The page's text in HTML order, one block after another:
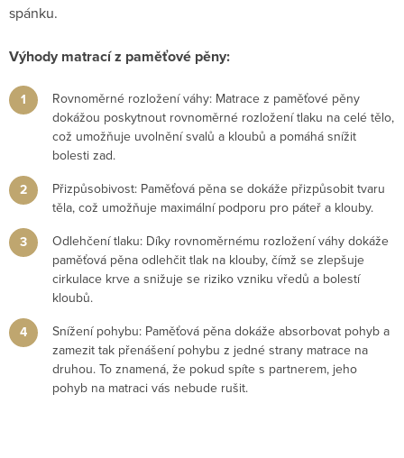
spánku.
Výhody matrací z paměťové pěny:
Rovnoměrné rozložení váhy: Matrace z paměťové pěny
dokážou poskytnout rovnoměrné rozložení tlaku na celé tělo,
což umožňuje uvolnění svalů a kloubů a pomáhá snížit
bolesti zad.
Přizpůsobivost: Paměťová pěna se dokáže přizpůsobit tvaru
těla, což umožňuje maximální podporu pro páteř a klouby.
Odlehčení tlaku: Díky rovnoměrnému rozložení váhy dokáže
paměťová pěna odlehčit tlak na klouby, čímž se zlepšuje
cirkulace krve a snižuje se riziko vzniku vředů a bolestí
kloubů.
Snížení pohybu: Paměťová pěna dokáže absorbovat pohyb a
zamezit tak přenášení pohybu z jedné strany matrace na
druhou. To znamená, že pokud spíte s partnerem, jeho
pohyb na matraci vás nebude rušit.